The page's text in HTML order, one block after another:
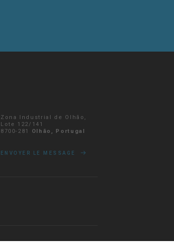
Zona Industrial de Olhão,
Lote 122/141
8700-281 Olhão, Portugal
ENVOYER LE MESSAGE